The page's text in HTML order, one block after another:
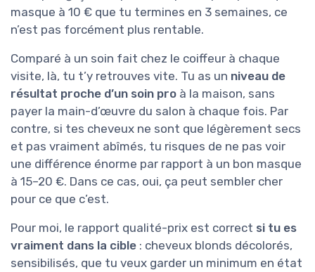
masque à 10 € que tu termines en 3 semaines, ce
n’est pas forcément plus rentable.
Comparé à un soin fait chez le coiffeur à chaque
visite, là, tu t’y retrouves vite. Tu as un niveau de
résultat proche d’un soin pro à la maison, sans
payer la main-d’œuvre du salon à chaque fois. Par
contre, si tes cheveux ne sont que légèrement secs
et pas vraiment abîmés, tu risques de ne pas voir
une différence énorme par rapport à un bon masque
à 15–20 €. Dans ce cas, oui, ça peut sembler cher
pour ce que c’est.
Pour moi, le rapport qualité-prix est correct si tu es
vraiment dans la cible : cheveux blonds décolorés,
sensibilisés, que tu veux garder un minimum en état